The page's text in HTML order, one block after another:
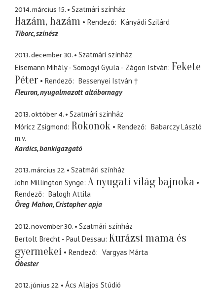
2014. március 15. Szatmári színház
Hazám, hazám Rendező
Kányádi Szilárd
Tiborc színész
2013. december 30.
Szatmári színház
Eisemann Mihály - Somogyi Gyula - Zágon István Fekete
Péter
Rendező
Bessenyei István †
Fleuron nyugalmazott altábornagy
2013. október 4.
Szatmári színház
Móricz Zsigmond Rokonok Rendező
Babarczy László
m.v.
Kardics bankigazgató
2013. március 22.
Szatmári színház
John Millington Synge A nyugati világ bajnoka
Rendező
Balogh Attila
Öreg Mahon Cristopher apja
2012. november 30.
Szatmári színház
Bertolt Brecht - Paul Dessau Kurázsi mama és
gyermekei
Rendező
Vargyas Márta
Óbester
2012. június 22.
Ács Alajos Stúdió